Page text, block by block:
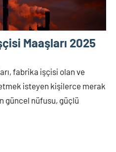
Maaşları 2025
fabrika işçisi olan ve
isteyen kişilerce merak
güncel nüfusu, güçlü